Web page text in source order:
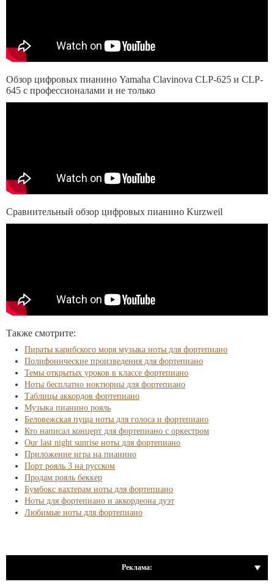
Обзор цифровых пианино Yamaha Clavinova CLP-625 и CLP-
645 с профессионалами и не только
Сравнительный обзор цифровых пианино Kurzweil
Также смотрите:
Пираты карибского моря музыка ноты для фортепиано
Полифонические произведения для фортепиано
Темы открытых уроков в классе фортепиано
Ноты бесплатно ноктюрны для фортепиано
Таблицы аккордов фортепиано
Музыка пианино рояль
Беловежская пуща ноты для голоса и фортепиано
Кто написал концерт для фортепиано с оркестром
Our last night sunrise ноты для фортепиано
Приложение игра на пианино
Порт рояль 3 на русском
Продам рояль беккер
Бумбокс вахтерам ноты для фортепиано
Ноты для фортепиано и аккордеона дуэт
Любимые ноты для фортепиано
Реклама: